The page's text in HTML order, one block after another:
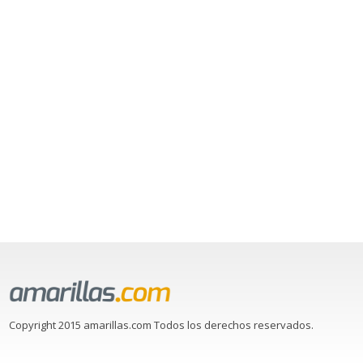
Copyright 2015 amarillas.com Todos los derechos reservados.